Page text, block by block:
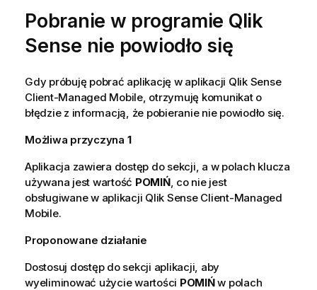
Pobranie w programie Qlik
Sense nie powiodło się
Gdy próbuję pobrać aplikację w aplikacji Qlik Sense
Client-Managed Mobile, otrzymuję komunikat o
błędzie z informacją, że pobieranie nie powiodło się.
Możliwa przyczyna 1
Aplikacja zawiera dostęp do sekcji, a w polach klucza
używana jest wartość POMIŃ, co nie jest
obsługiwane w aplikacji Qlik Sense Client-Managed
Mobile.
Proponowane działanie
Dostosuj dostęp do sekcji aplikacji, aby
wyeliminować użycie wartości POMIŃw polach